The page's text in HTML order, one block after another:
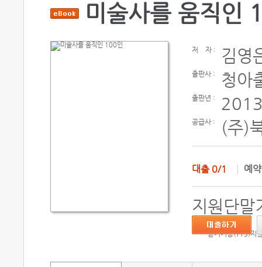
미술사를 움직인
저 자 : 김영
출판사 : 청아
출판년 :
공급사 : (주)
대출 0/1 예
지원단말
듣기기능(TTS)지